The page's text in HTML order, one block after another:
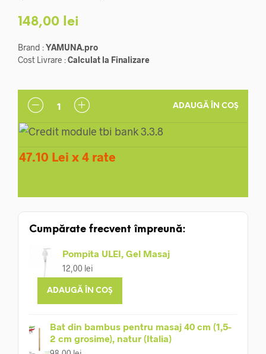
148,00 lei
Brand :YAMUNA.pro
Cost Livrare :Calculat la Finalizare
ADAUGĂ ÎN COȘ
47.10 Lei x 4 rate
Cumpărate frecvent împreună:
Pompita ULEI, Gel Masaj
12,00 lei
ADAUGĂ ÎN COȘ
Bat din bambus pentru masaj 40 cm (1,5-
2 cm grosime), natur (Italia)